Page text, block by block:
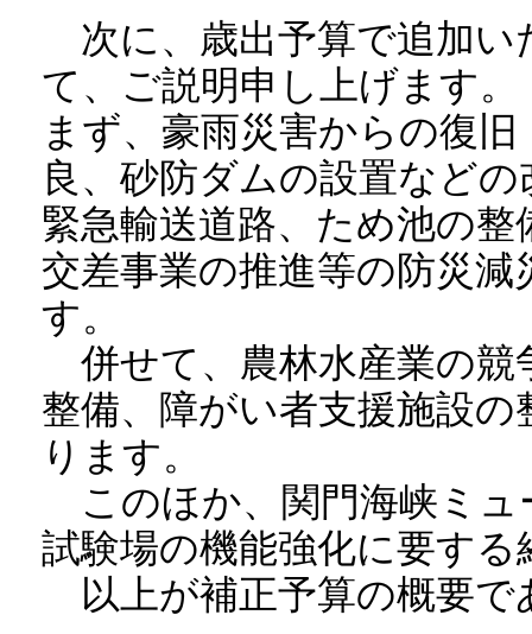
次に、歳出予算で追加い
て、ご説明申し上げます。
まず、豪雨災害からの復
良、砂防ダムの設置など
緊急輸送道路、ため池の
交差事業の推進等の防災
す。
併せて、農林水産業の競
整備、障がい者支援施設
ります。
このほか、関門海峡ミュ
試験場の機能強化に要す
以上が補正予算の概要で